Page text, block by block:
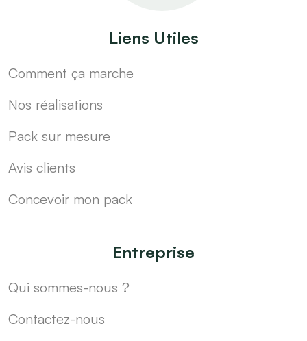
Liens Utiles
Comment ça marche
Nos réalisations
Pack sur mesure
Avis clients
Concevoir mon pack
Entreprise
Qui sommes-nous ?
Contactez-nous